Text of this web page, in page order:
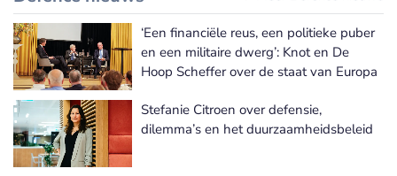
‘Een financiële reus, een politieke puber
en een militaire dwerg’: Knot en De
Hoop Scheffer over de staat van Europa
Stefanie Citroen over defensie,
dilemma’s en het duurzaamheidsbeleid